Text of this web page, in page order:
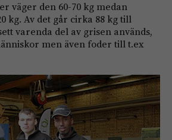
väger den 60-70 kg medan
kg. Av det går cirka 88 kg till
varenda del av grisen används,
men även foder till t.ex